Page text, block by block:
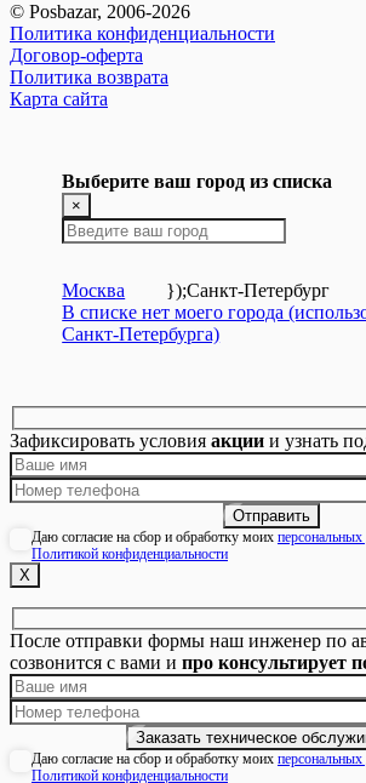
© Posbazar, 2006-2026
Политика конфиденциальности
Договор-оферта
Политика возврата
Карта сайта
Выберите ваш город из списка
×
Москва });Санкт-Петербург
В списке нет моего города
Санкт-Петербурга)
Зафиксировать условия акции и узнать
Даю согласие на сбор и обработку моих
Политикой конфиденциальности
Х
После отправки формы наш инженер по
созвонится с вами и про консультирует
Даю согласие на сбор и обработку моих
Политикой конфиденциальности